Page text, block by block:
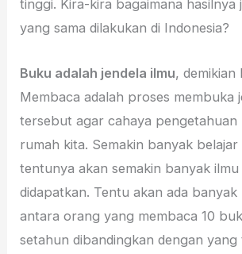
tinggi. Kira-kira bagaimana hasilnya
yang sama dilakukan di Indonesia?
Buku adalah jendela ilmu, demikian
Membaca adalah proses membuka
tersebut agar cahaya pengetahuan
rumah kita. Semakin banyak belajar
tentunya akan semakin banyak
didapatkan. Tentu akan ada banyak
antara orang yang membaca 10
setahun dibandingkan dengan yang